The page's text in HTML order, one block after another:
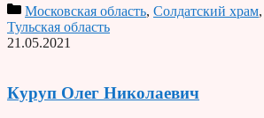
Московская область, Солдатский храм,
Тульская область
21.05.2021
Куруп Олег Николаевич